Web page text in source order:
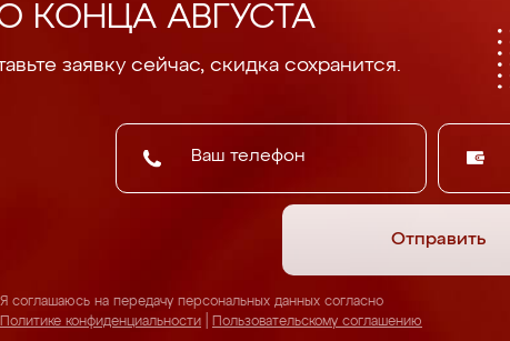
КОНЦА АВГУСТА
заявку сейчас, скидка сохранится.
Отправить
Я соглашаюсь на передачу персональных данных согласно
Политике конфиденциальности
Пользовательскому соглашению